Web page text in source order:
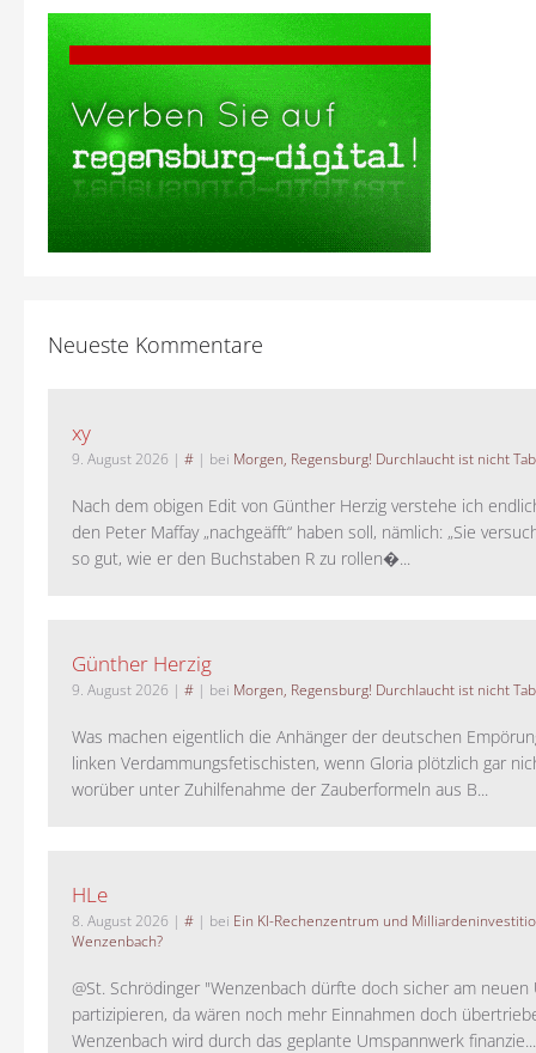
Neueste Kommentare
xy
9. August 2026 | # | bei Morgen, Regensburg! Durchlaucht ist nicht
Nach dem obigen Edit von Günther Herzig verstehe ich
den Peter Maffay „nachgeäfft“ haben soll, nämlich: „Sie
so gut, wie er den Buchstaben R zu rollen�...
Günther Herzig
9. August 2026 | # | bei Morgen, Regensburg! Durchlaucht ist nicht
Was machen eigentlich die Anhänger der deutschen
linken Verdammungsfetischisten, wenn Gloria plötzlich gar
worüber unter Zuhilfenahme der Zauberformeln aus B...
HLe
8. August 2026 | # | bei Ein KI-Rechenzentrum und
Wenzenbach?
@St. Schrödinger "Wenzenbach dürfte doch sicher am neuen
partizipieren, da wären noch mehr Einnahmen doch
Wenzenbach wird durch das geplante Umspannwerk finanzie...